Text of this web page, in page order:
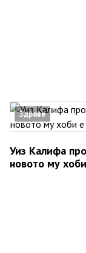
Здраве
Уиз Калифа
новото му